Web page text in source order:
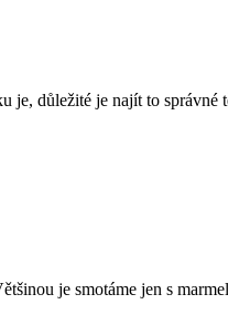
důležité je najít to
je smotáme jen s